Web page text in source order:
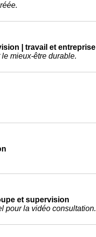
| travail et entreprise
mieux-être durable.
et supervision
pour la vidéo consultation.